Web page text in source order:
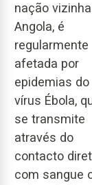
nação
Angola, é
regularmente
afetada por
epidemias do
vírus Ébola,
se transmite
através do
contacto
com sangue